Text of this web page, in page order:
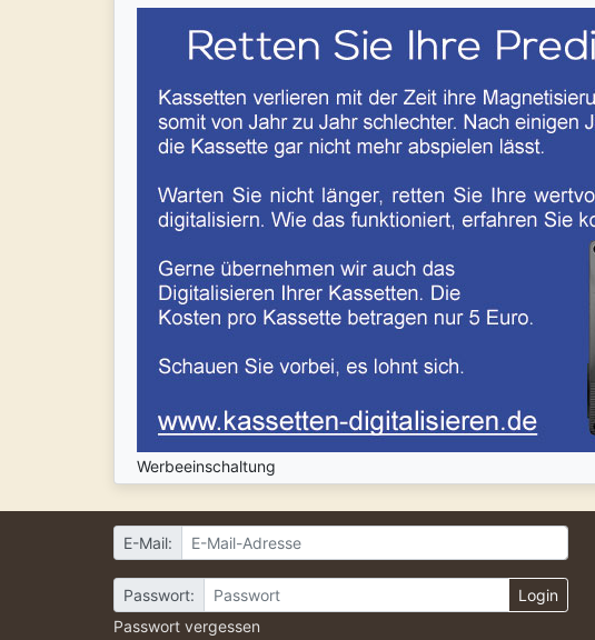
Werbeeinschaltung
E-Mail:
Passwort:
Login
Passwort vergessen